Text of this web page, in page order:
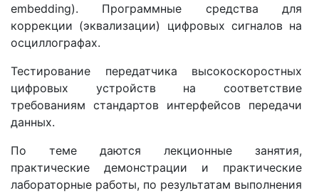
embedding). Программные средства для
коррекции (эквализации) цифровых сигналов на
осциллографах.
Тестирование передатчика высокоскоростных
цифровых устройств на соответствие
требованиям стандартов интерфейсов передачи
данных.
По теме даются лекционные занятия,
практические демонстрации и практические
лабораторные работы, по результатам выполнения